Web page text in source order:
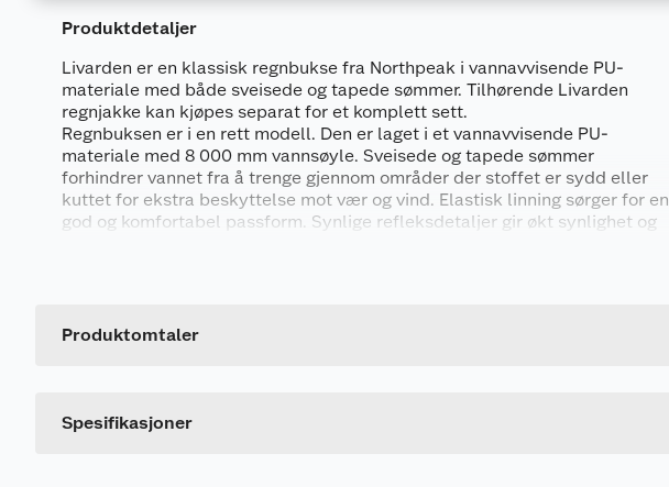
Produktdetaljer
Livarden er en klassisk regnbukse fra Northpeak i vannavvisende PU-
materiale med både sveisede og tapede sømmer. Tilhørende Livarden
regnjakke kan kjøpes separat for et komplett sett.
Regnbuksen er i en rett modell. Den er laget i et vannavvisende PU-
materiale med 8 000 mm vannsøyle. Sveisede og tapede sømmer
forhindrer vannet fra å trenge gjennom områder der stoffet er sydd eller
kuttet for ekstra beskyttelse mot vær og vind. Elastisk linning sørger for en
god og komfortabel passform. Synlige refleksdetaljer gir økt synlighet og
• Sveisede og tapede sømmer
Materiale:
Produktomtaler
Spesifikasjoner
Leverandørens artikkelnummer